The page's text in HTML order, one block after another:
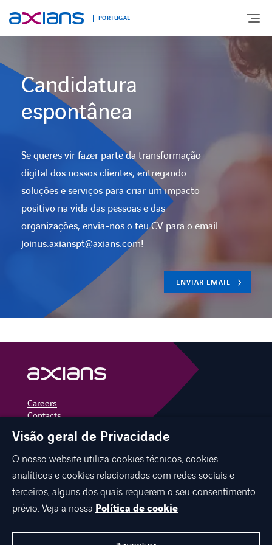
PORTUGAL
EXPERTISE
ENABLING DIGITAL SOCIETY
INDUSTRIES
DIGITAL OFFER
BLOG
EXPERTISE
ENABLING DIGITAL SOCIETY
INDUSTRIES
DIGITAL OFFER
BLOG
AXIANS
Candidatura
espontânea
Se queres vir fazer parte da transformação
digital dos nossos clientes, entregando
soluções e serviços para criar um impacto
positivo na vida das pessoas e das
organizações, envia-nos o teu CV para o email
joinus.axianspt@axians.com!
ENVIAR EMAIL
Careers
Contacts
linkedin
EXPERTISE
Visão geral de Privacidade
O nosso website utiliza cookies técnicos, cookies
analíticos e cookies relacionados com redes sociais e
terceiros, alguns dos quais requerem o seu consentimento
prévio. Veja a nossa Política de cookie